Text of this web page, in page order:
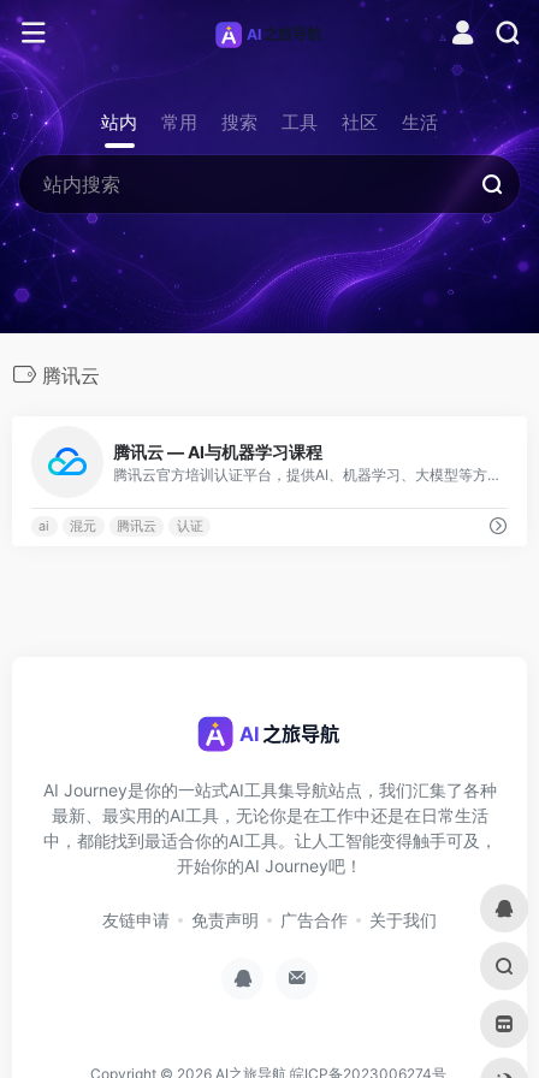
站内 常用 搜索 工具 社区 生活
腾讯云
腾讯云 — AI与机器学习课程
腾讯云官方培训认证平台，提供AI、机器学习、大模型等方向系统课程，涵盖腾讯混元大模型相关内容。
ai 混元 腾讯云 认证
AI Journey是你的一站式AI工具集导航站点，我们汇集了各种
最新、最实用的AI工具，无论你是在工作中还是在日常生活
中，都能找到最适合你的AI工具。让人工智能变得触手可及，
开始你的AI Journey吧！
友链申请 免责声明 广告合作 关于我们
Copyright © 2026 AI之旅导航 皖ICP备2023006274号